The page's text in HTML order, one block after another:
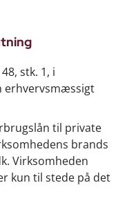
stk. 1, i
erhvervsmæssigt
til private
brands
Virksomheden
kun til stede på det